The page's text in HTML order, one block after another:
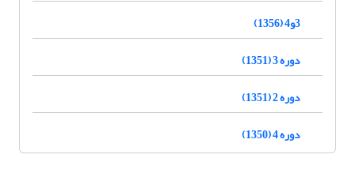
3و4 (1356)
دوره 3 (1351)
دوره 2 (1351)
دوره 4 (1350)